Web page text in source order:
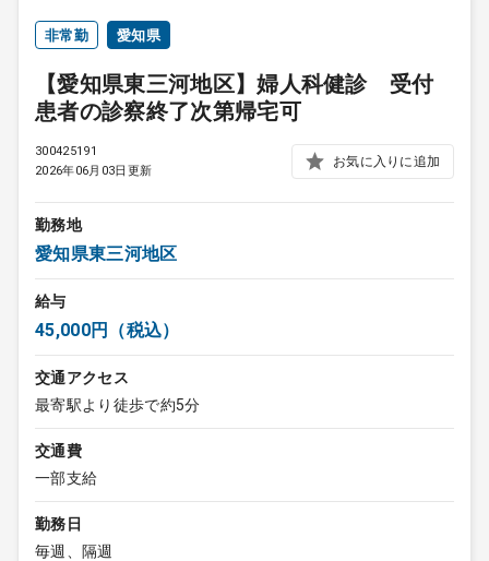
非常勤 愛知県
【愛知県東三河地区】婦人科健診 受付
患者の診察終了次第帰宅可
300425191
2026年06月03日更新
お気に入りに追加
勤務地
愛知県東三河地区
給与
45,000円（税込）
交通アクセス
最寄駅より徒歩で約5分
交通費
一部支給
勤務日
毎週、隔週